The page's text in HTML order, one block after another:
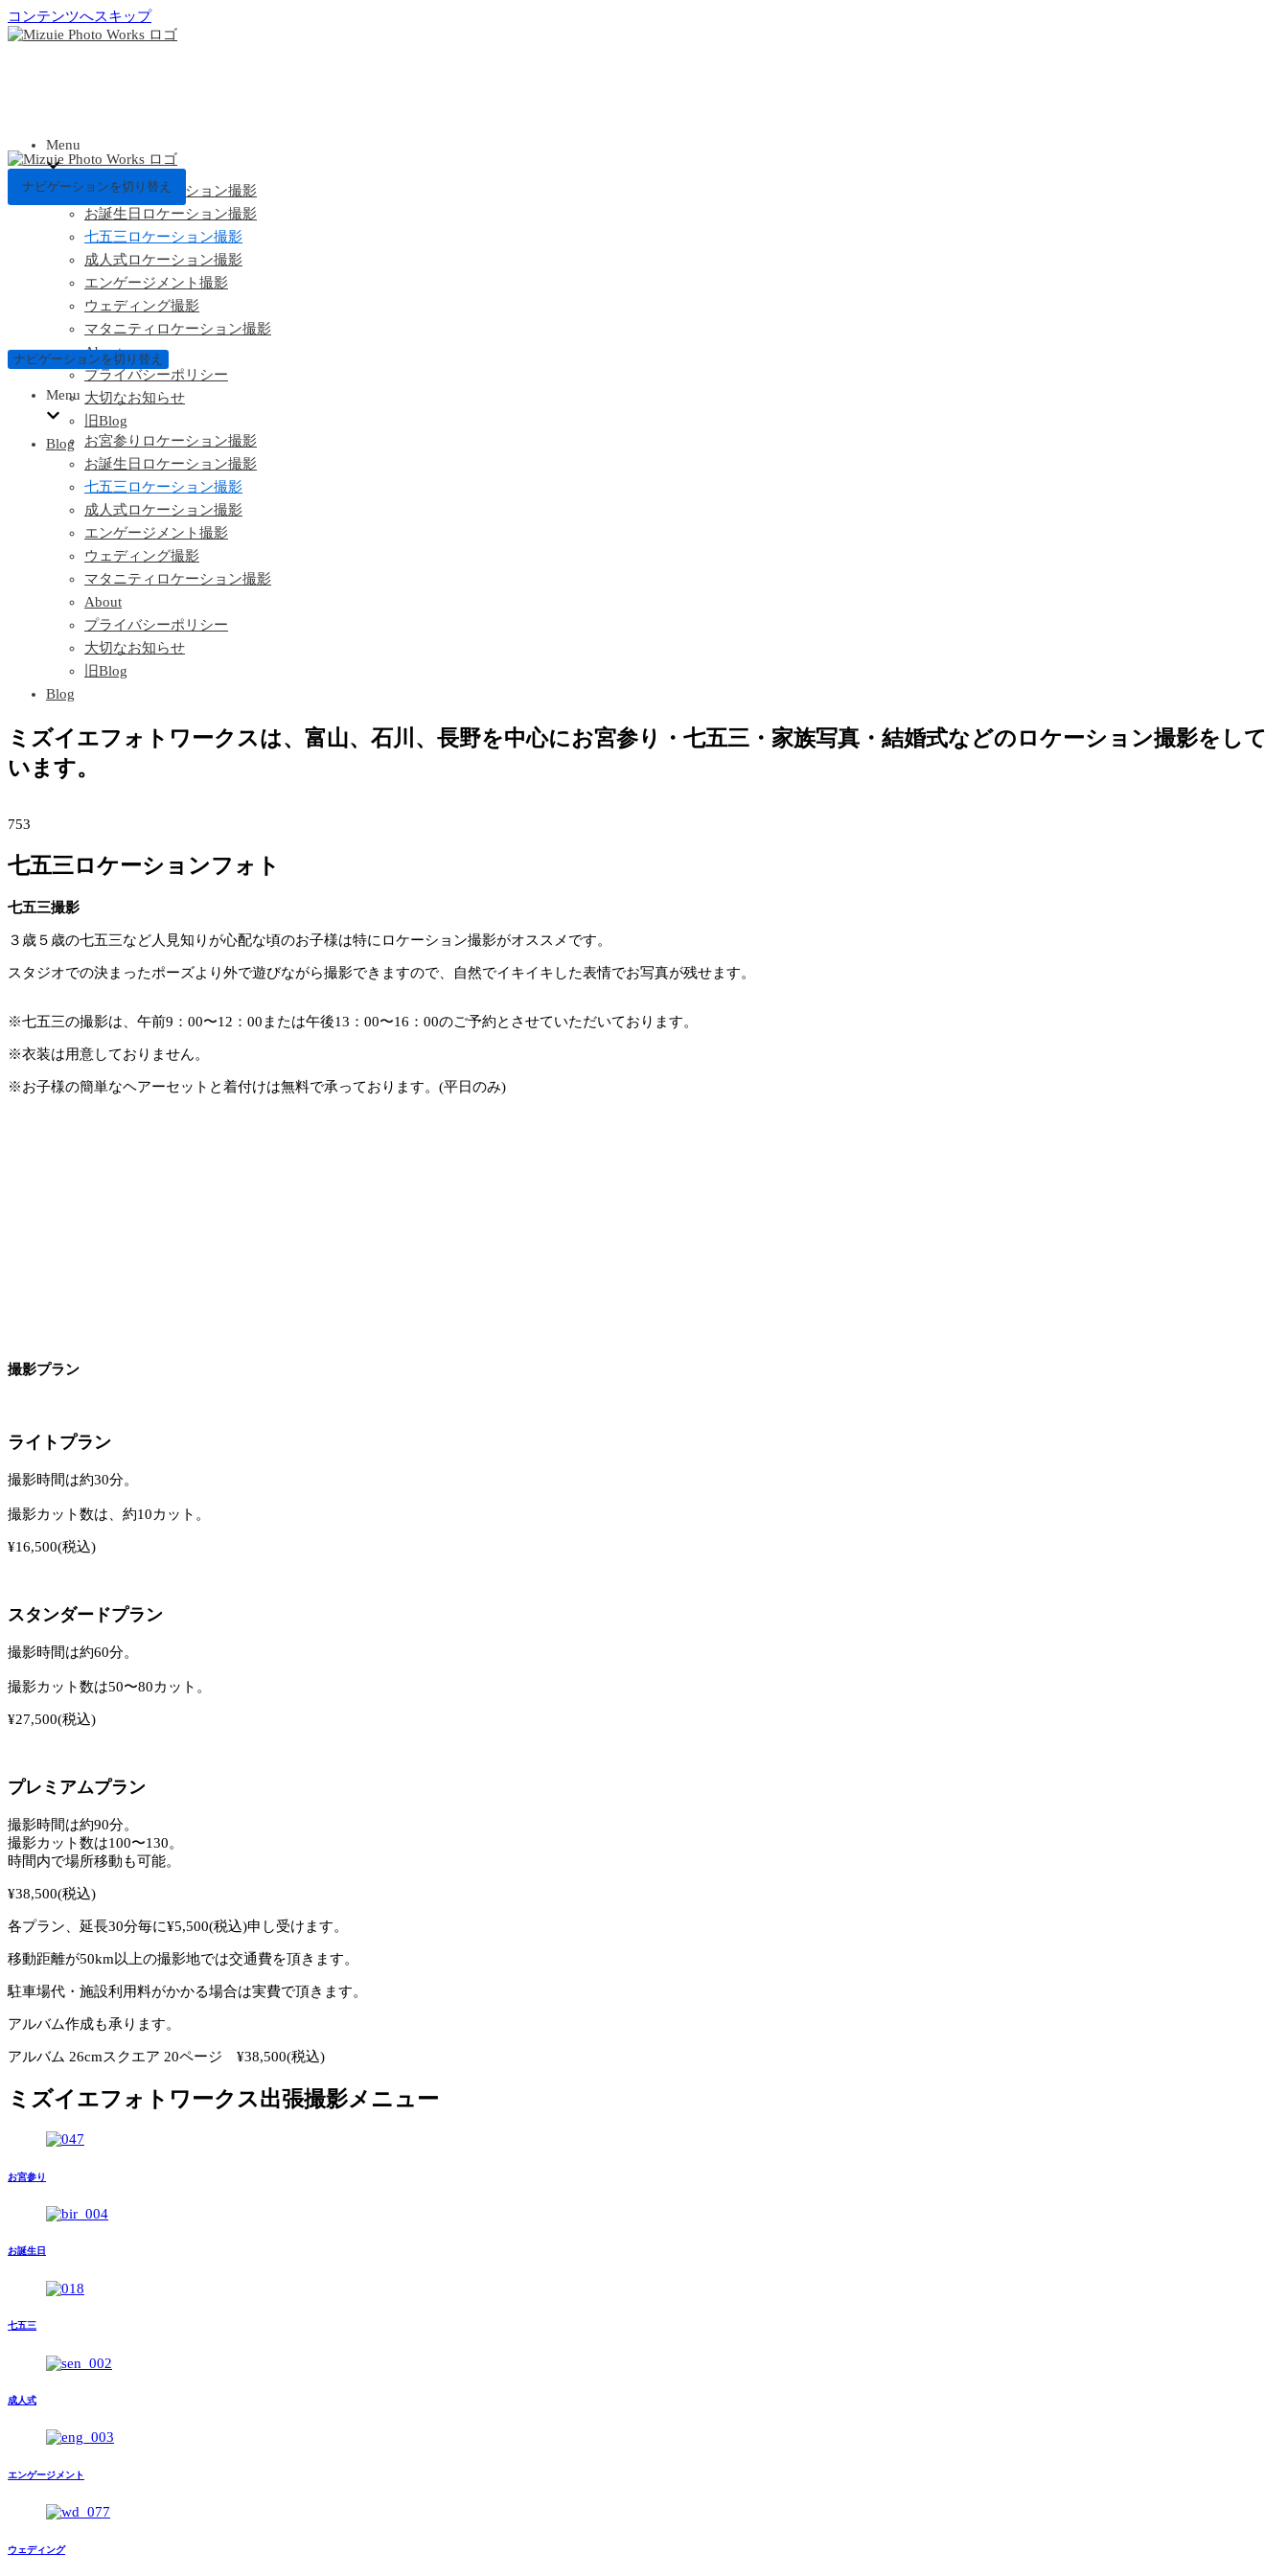
コンテンツへスキップ
Menu
お宮参りロケーション撮影
お誕生日ロケーション撮影
七五三ロケーション撮影
成人式ロケーション撮影
エンゲージメント撮影
ウェディング撮影
マタニティロケーション撮影
About
プライバシーポリシー
大切なお知らせ
旧Blog
Blog
ナビゲーションを切り替え
ナビゲーションを切り替え
Menu
お宮参りロケーション撮影
お誕生日ロケーション撮影
七五三ロケーション撮影
成人式ロケーション撮影
エンゲージメント撮影
ウェディング撮影
マタニティロケーション撮影
About
プライバシーポリシー
大切なお知らせ
旧Blog
Blog
ミズイエフォトワークスは、富山、石川、長野を中心にお宮参り・七五三・家族写真・結婚式などのロケーション撮影をして
います。
753
七五三ロケーションフォト
七五三撮影
３歳５歳の七五三など人見知りが心配な頃のお子様は特にロケーション撮影がオススメです。
スタジオでの決まったポーズより外で遊びながら撮影できますので、自然でイキイキした表情でお写真が残せます。
※七五三の撮影は、午前9：00〜12：00または午後13：00〜16：00のご予約とさせていただいております。
※衣装は用意しておりません。
※お子様の簡単なヘアーセットと着付けは無料で承っております。(平日のみ)
撮影プラン
ライトプラン
撮影時間は約30分。
撮影カット数は、約10カット。
¥16,500(税込)
スタンダードプラン
撮影時間は約60分。
撮影カット数は50〜80カット。
¥27,500(税込)
プレミアムプラン
撮影時間は約90分。
撮影カット数は100〜130。
時間内で場所移動も可能。
¥38,500(税込)
各プラン、延長30分毎に¥5,500(税込)申し受けます。
移動距離が50km以上の撮影地では交通費を頂きます。
駐車場代・施設利用料がかかる場合は実費で頂きます。
アルバム作成も承ります。
アルバム 26cmスクエア 20ページ ¥38,500(税込)
ミズイエフォトワークス出張撮影メニュー
お宮参り
お誕生日
七五三
成人式
エンゲージメント
ウェディング